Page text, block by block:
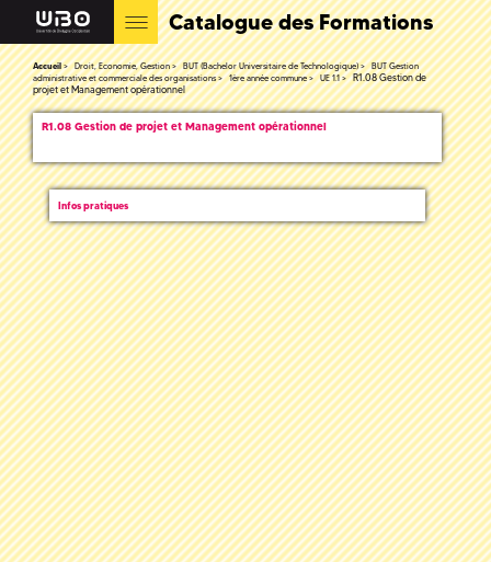
Catalogue des Formations
Accueil Droit, Economie, Gestion BUT (Bachelor Universitaire de Technologique)
BUT Gestion
administrative et commerciale des organisations
1ère année commune UE 1.1
R1.08 Gestion de
projet et Management opérationnel
R1.08 Gestion de projet et Management opérationnel
Infos pratiques